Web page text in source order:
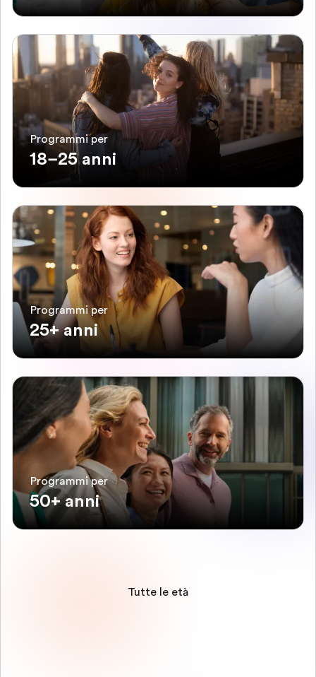
Programmi per
18–25 anni
Programmi per
25+ anni
Programmi per
50+ anni
Tutte le età